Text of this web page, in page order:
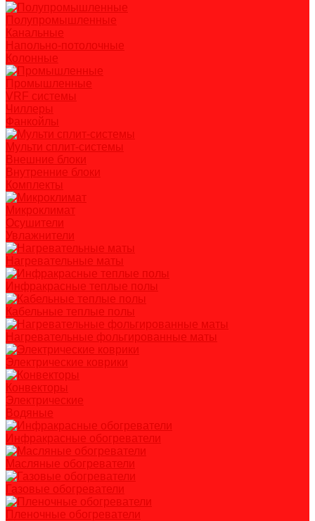
Полупромышленные
Канальные
Напольно-потолочные
Колонные
Промышленные
VRF системы
Чиллеры
Фанкойлы
Мульти сплит-системы
Внешние блоки
Внутренние блоки
Комплекты
Микроклимат
Осушители
Увлажнители
Нагревательные маты
Инфракрасные теплые полы
Кабельные теплые полы
Нагревательные фольгированные маты
Электрические коврики
Конвекторы
Электрические
Водяные
Инфракрасные обогреватели
Масляные обогреватели
Газовые обогреватели
Пленочные обогреватели